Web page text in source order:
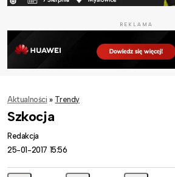
REKLAMA
Aktualności » Trendy
Szkocja
Redakcja
25-01-2017 15:56